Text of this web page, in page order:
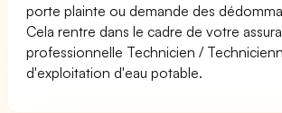
porte plainte ou demande des
Cela rentre dans le cadre de votre
professionnelle Technicien /
d'exploitation d'eau potable.